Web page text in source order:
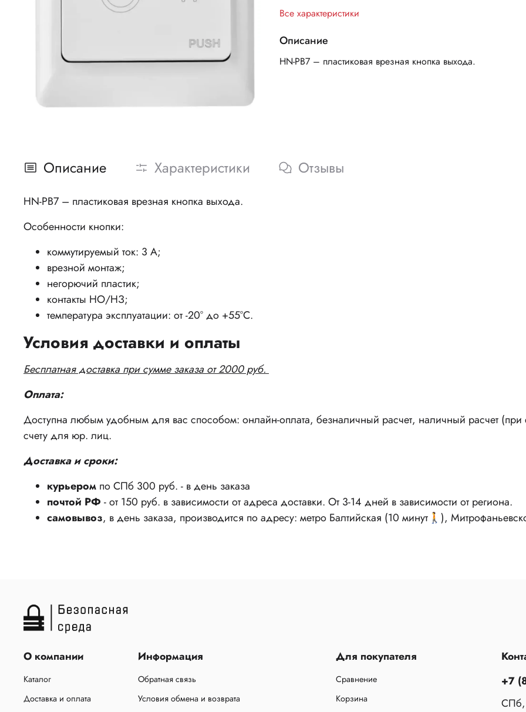
Все характеристики
Описание
HN-PB7 – пластиковая врезная кнопка выхода.
Описание Характеристики Отзывы
HN-PB7 – пластиковая врезная кнопка выхода.
Особенности кнопки:
коммутируемый ток: 3 А;
врезной монтаж;
негорючий пластик;
контакты НО/НЗ;
температура эксплуатации: от -20° до +55°С.
Условия доставки и оплаты
Бесплатная доставка при сумме заказа от 2000 руб.
Оплата:
Доступна любым удобным для вас способом: онлайн-оплата, безналичный расчет, наличный расчет (при
счету для юр. лиц.
Доставка и сроки:
курьером по СПб 300 руб. - в день заказа
почтой РФ - от 150 руб. в зависимости от адреса доставки. От 3-14 дней в зависимости от региона.
самовывоз, в день заказа, производится по адресу: метро Балтийская (10 минут🚶),
О компании
Каталог
Доставка и оплата
Информация
Обратная связь
Условия обмена и возврата
Для покупателя
Сравнение
Корзина
+7
СПб,